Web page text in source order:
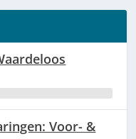
Voor- &